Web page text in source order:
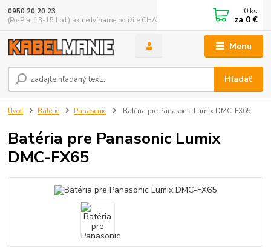
Menu
Hľadať
0950 20 20 23
(Po-Pia, 13-15 hod.) ak nedvíhame použite CHATBOX
0 ks
za 0 €
Úvod Batérie Panasonic Batéria pre Panasonic Lumix DMC-FX65
Batéria pre Panasonic Lumix
DMC-FX65